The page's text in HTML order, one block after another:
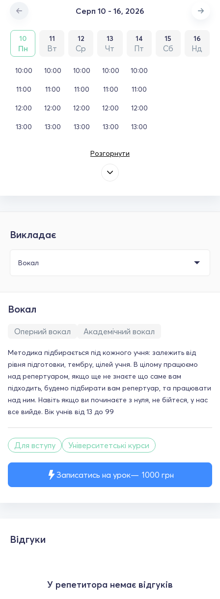
Серп 10 - 16, 2026
10
Пн
11
Вт
12
Ср
13
Чт
14
Пт
15
Сб
16
Нд
10:00
11:00
12:00
13:00
10:00
11:00
12:00
13:00
10:00
11:00
12:00
13:00
10:00
11:00
12:00
13:00
10:00
11:00
12:00
13:00
Розгорнути
Викладає
Записатись на урок 1000 грн
Вокал
Оперний вокал Академічний вокал
Методика підбирається під кожного учня: залежить від
рівня підготовки, тембру, цілей учня. В цілому працюємо
над репертуаром, якщо ще не знаєте що саме вам
підходить, будемо підбирати вам репертуар, та працювати
над ним. Навіть якщо ви починаєте з нуля, не бійтеся, у нас
все вийде. Вік учнів від 13 до 99
Для вступу Університетські курси
Відгуки
У репетитора немає відгуків